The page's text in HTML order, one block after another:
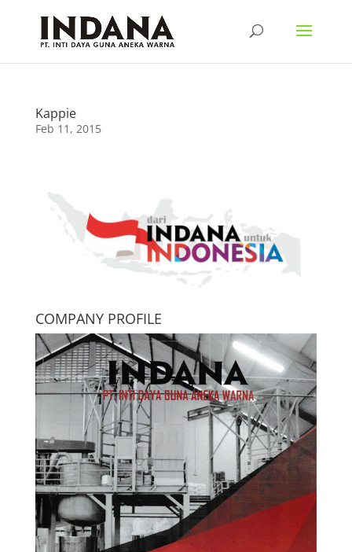
Kappie
Feb 11, 2015
COMPANY PROFILE